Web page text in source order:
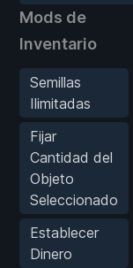
Mods de
Inventario
Semillas
Ilimitadas
Fijar
Cantidad del
Objeto
Seleccionado
Establecer
Dinero